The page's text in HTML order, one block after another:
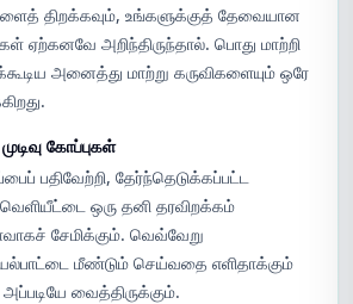
திறக்கவும், உங்களுக்குத் தேவையான
ஏற்கனவே அறிந்திருந்தால். பொது மாற்றி
அனைத்து மாற்று கருவிகளையும் ஒரே
கோப்புகள்
பதிவேற்றி, தேர்ந்தெடுக்கப்பட்ட
ஒரு தனி தரவிறக்கம்
சேமிக்கும். வெவ்வேறு
மீண்டும் செய்வதை எளிதாக்கும்
வைத்திருக்கும்.